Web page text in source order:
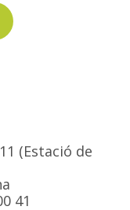
(Estació de
41